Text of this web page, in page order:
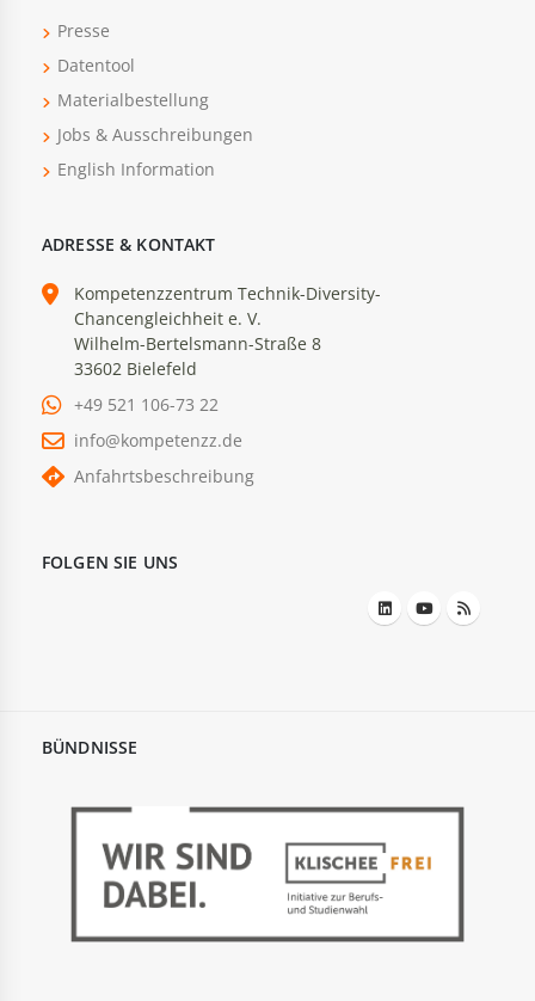
Presse
Datentool
Materialbestellung
Jobs & Ausschreibungen
English Information
ADRESSE & KONTAKT
Kompetenzzentrum Technik-Diversity-
Chancengleichheit e. V.
Wilhelm-Bertelsmann-Straße 8
33602 Bielefeld
+49 521 106-73 22
info@kompetenzz.de
Anfahrtsbeschreibung
FOLGEN SIE UNS
BÜNDNISSE